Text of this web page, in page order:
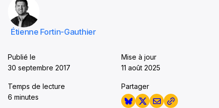
Étienne Fortin-Gauthier
Publié le
30 septembre 2017
Mise à jour
11 août 2025
Temps de lecture
6 minutes
Partager